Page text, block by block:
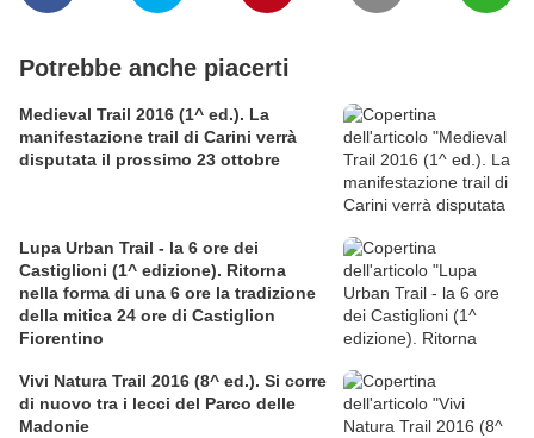
Potrebbe anche piacerti
Medieval Trail 2016 (1^ ed.). La
manifestazione trail di Carini verrà
disputata il prossimo 23 ottobre
Lupa Urban Trail - la 6 ore dei
Castiglioni (1^ edizione). Ritorna
nella forma di una 6 ore la tradizione
della mitica 24 ore di Castiglion
Fiorentino
Vivi Natura Trail 2016 (8^ ed.). Si corre
di nuovo tra i lecci del Parco delle
Madonie